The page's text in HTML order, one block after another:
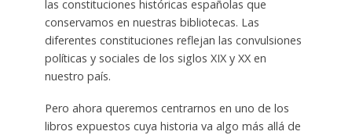
las constituciones históricas españolas que
conservamos en nuestras bibliotecas. Las
diferentes constituciones reflejan las convulsiones
políticas y sociales de los siglos XIX y XX en
nuestro país.
Pero ahora queremos centrarnos en uno de los
libros expuestos cuya historia va algo más allá de